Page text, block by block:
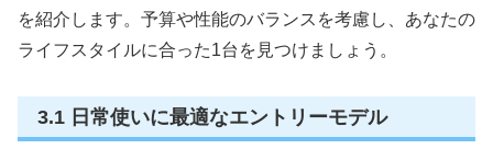
を紹介します。予算や性能のバランスを考慮し、あなたの
ライフスタイルに合った1台を見つけましょう。
3.1 日常使いに最適なエントリーモデル